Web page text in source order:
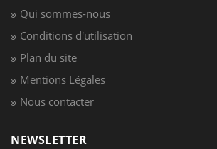
Qui sommes-nous
Conditions d'utilisation
Plan du site
Mentions Légales
Nous contacter
NEWSLETTER